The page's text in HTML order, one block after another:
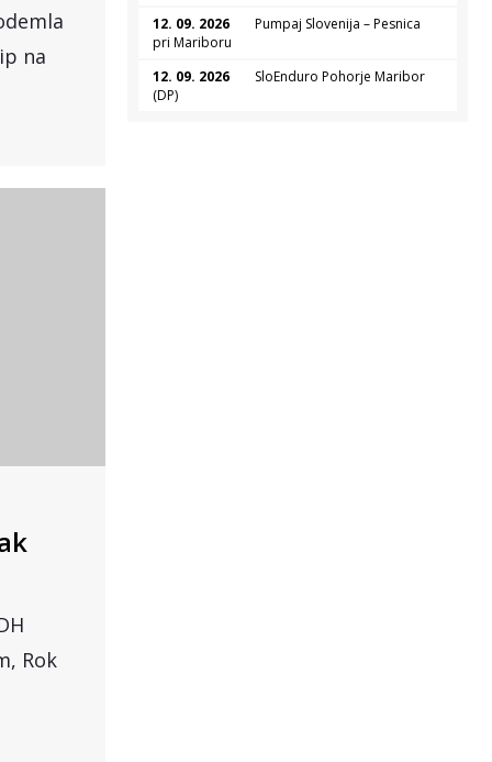
na
Rok
12. 09. 2026
Pumpaj Slovenija – Pesnica
pri Mariboru
12. 09. 2026
SloEnduro Pohorje Maribor
(DP)